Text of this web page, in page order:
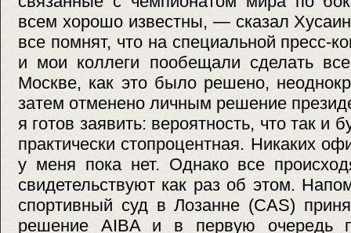
всем хорошо известны, — сказал
все помнят, что на специальной пресс-
и мои коллеги пообещали сделать
Москве, как это было решено,
затем отменено личным решение
я готов заявить: вероятность, что так и
практически стопроцентная. Никаких
у меня пока нет. Однако все
свидетельствуют как раз об этом.
спортивный суд в Лозанне (CAS)
решение AIBA и в первую очередь